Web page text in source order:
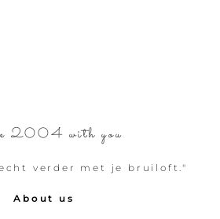
2004 with you
verder met je bruiloft."
About us